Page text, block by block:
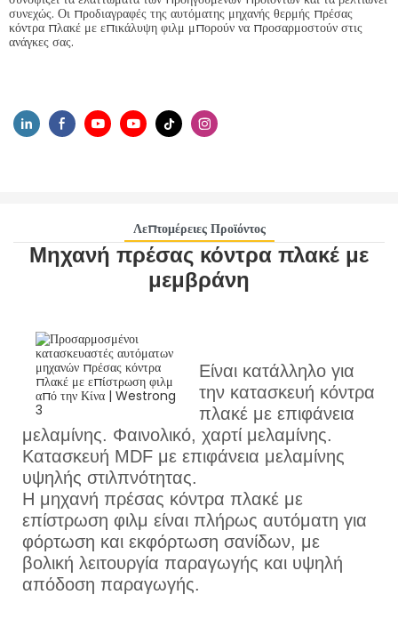
συνεχώς. Οι προδιαγραφές της αυτόματης μηχανής θερμής πρέσας
κόντρα πλακέ με επικάλυψη φιλμ μπορούν να προσαρμοστούν στις
ανάγκες σας.
Λεπτομέρειες Προϊόντος
Μηχανή πρέσας κόντρα πλακέ με
μεμβράνη
Είναι κατάλληλο για
την κατασκευή κόντρα
πλακέ με επιφάνεια
μελαμίνης. Φαινολικό, χαρτί μελαμίνης.
Κατασκευή MDF με επιφάνεια μελαμίνης
υψηλής στιλπνότητας.
Η μηχανή πρέσας κόντρα πλακέ με
επίστρωση φιλμ είναι πλήρως αυτόματη για
φόρτωση και εκφόρτωση σανίδων, με
βολική λειτουργία παραγωγής και υψηλή
απόδοση παραγωγής.